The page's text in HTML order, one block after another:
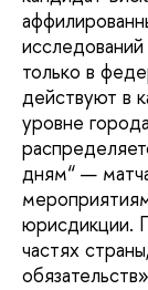
только в
действуют в
уровне
дням“ —
юрисдикции.
частях